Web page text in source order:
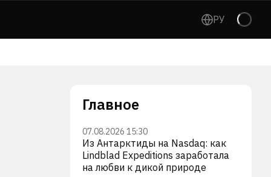
РУ
Главное
07.08.2026 15:30
Из Антарктиды на Nasdaq: как
Lindblad Expeditions заработала
на любви к дикой природе